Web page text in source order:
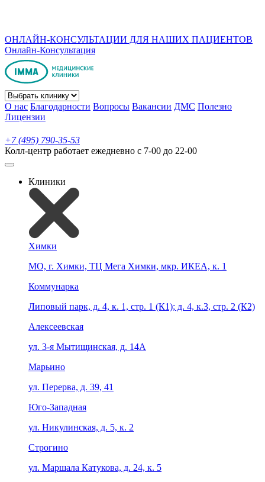
ОНЛАЙН-КОНСУЛЬТАЦИИ ДЛЯ НАШИХ ПАЦИЕНТОВ
Онлайн-Консультация
О нас Благодарности Вопросы Вакансии ДМС Полезно
Лицензии
+7 (495) 790-35-53
Колл-центр работает ежедневно с 7-00 до 22-00
Клиники
Химки
МО, г. Химки, ТЦ Мега Химки, мкр. ИКЕА, к. 1
Коммунарка
Липовый парк, д. 4, к. 1, стр. 1 (К1); д. 4, к.3, стр. 2 (К2)
Алексеевская
ул. 3-я Мытищинская, д. 14А
Марьино
ул. Перерва, д. 39, 41
Юго-Западная
ул. Никулинская, д. 5, к. 2
Строгино
ул. Маршала Катукова, д. 24, к. 5